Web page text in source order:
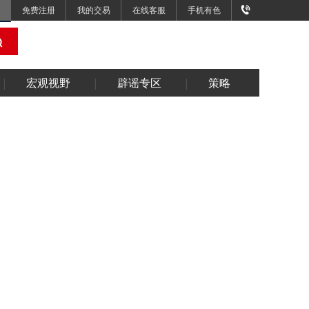
免费注册 我的交易 在线客服 手机有色
宏观视野 辟谣专区 策略